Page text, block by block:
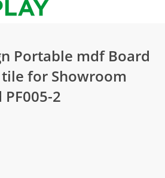
Portable mdf Board
for Showroom
2